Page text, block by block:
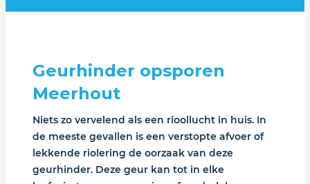
Geurhinder opsporen
Meerhout
Niets zo vervelend als een rioollucht in huis. In
de meeste gevallen is een verstopte afvoer of
lekkende riolering de oorzaak van deze
geurhinder. Deze geur kan tot in elke